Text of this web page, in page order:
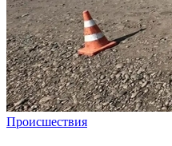
Происшествия